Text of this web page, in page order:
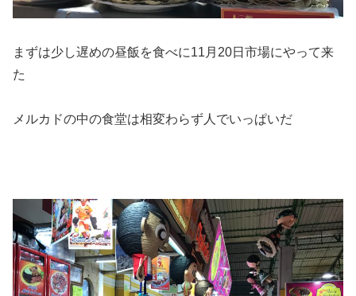
まずは少し遅めの昼飯を食べに11月20日市場にやって来
た
メルカドの中の食堂は相変わらず人でいっぱいだ